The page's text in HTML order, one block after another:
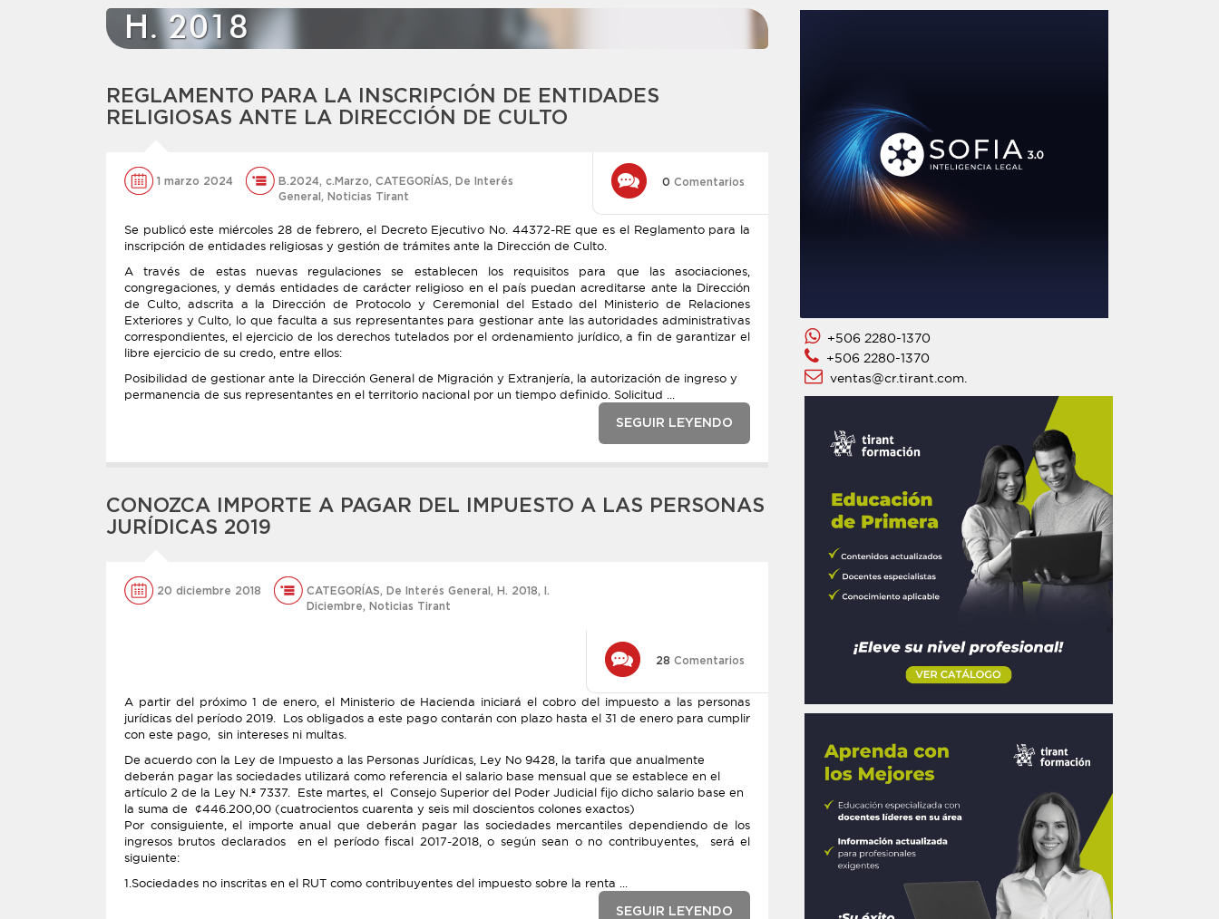
H. 2018
REGLAMENTO PARA LA INSCRIPCIÓN DE ENTIDADES
RELIGIOSAS ANTE LA DIRECCIÓN DE CULTO
1 marzo 2024 B.2024, c.Marzo, CATEGORÍAS, De Interés
General , Noticias Tirant
0 Comentarios
Se publicó este miércoles 28 de febrero, el Decreto Ejecutivo No. 44372-RE que es el Reglamento para la
inscripción de entidades religiosas y gestión de trámites ante la Dirección de Culto.
A través de estas nuevas regulaciones se establecen los requisitos para que las asociaciones,
congregaciones, y demás entidades de carácter religioso en el país puedan acreditarse ante la Dirección
de Culto, adscrita a la Dirección de Protocolo y Ceremonial del Estado del Ministerio de Relaciones
Exteriores y Culto, lo que faculta a sus representantes para gestionar ante las autoridades administrativas
correspondientes, el ejercicio de los derechos tutelados por el ordenamiento jurídico, a fin de garantizar el
libre ejercicio de su credo, entre ellos:
Posibilidad de gestionar ante la Dirección General de Migración y Extranjería, la autorización de ingreso y
permanencia de sus representantes en el territorio nacional por un tiempo definido. Solicitud ...
SEGUIR LEYENDO
CONOZCA IMPORTE A PAGAR DEL IMPUESTO A LAS PERSONAS
JURÍDICAS 2019
20 diciembre 2018 CATEGORÍAS, De Interés General , H. 2018,
l.
Diciembre, Noticias Tirant
28 Comentarios
A partir del próximo 1 de enero, el Ministerio de Hacienda iniciará el cobro del impuesto a las personas
jurídicas del período 2019. Los obligados a este pago contarán con plazo hasta el 31 de enero para cumplir
con este pago, sin intereses ni multas.
De acuerdo con la Ley de Impuesto a las Personas Jurídicas, Ley No 9428, la tarifa que anualmente
deberán pagar las sociedades utilizará como referencia el salario base mensual que se establece en el
artículo 2 de la Ley N.º 7337. Este martes, el Consejo Superior del Poder Judicial fijo dicho salario base en
la suma de ¢446.200,00 (cuatrocientos cuarenta y seis mil doscientos colones exactos)
Por consiguiente, el importe anual que deberán pagar las sociedades mercantiles dependiendo de los
ingresos brutos declarados en el período fiscal 2017-2018, o según sean o no contribuyentes, será el
siguiente:
1.Sociedades no inscritas en el RUT como contribuyentes del impuesto sobre la renta ...
SEGUIR LEYENDO
+506 2280-1370
+506 2280-1370
ventas@cr.tirant.com.